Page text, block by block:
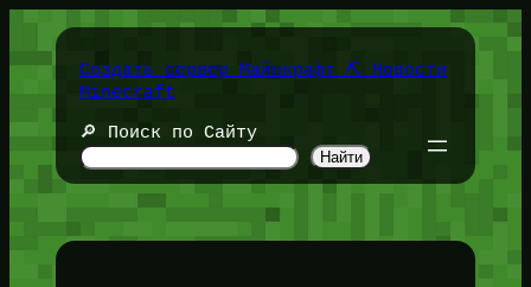
содержимомуСоздать сервер Майнкрафт ⛏️ Новости
Minecraft
🔎 Поиск по Сайту
Найти